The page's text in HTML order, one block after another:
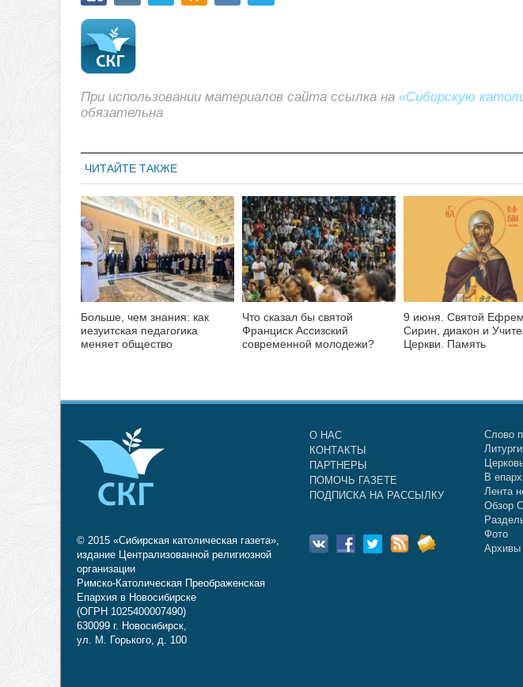
При использовании материалов сайта ссылка на «Сибирскую
обязательна
ЧИТАЙТЕ ТАКЖЕ
Больше, чем знания: как
иезуитская педагогика
меняет общество
Что сказал бы святой
Франциск Ассизский
современной молодежи?
9 июня. Святой Ефрем
Сирин, диакон и
Церкви. Память
© 2015 «Сибирская католическая газета»,
издание Централизованной религиозной
организации
Римско-Католическая Преображенская
Епархия в Новосибирске
(ОГРН 1025400007490)
630099 г. Новосибирск,
ул. М. Горького, д. 100
О НАС
КОНТАКТЫ
ПАРТНЕРЫ
ПОМОЧЬ ГАЗЕТЕ
ПОДПИСКА НА РАССЫЛКУ
Слово
В
Лента
Обзор
Фото
Архивы